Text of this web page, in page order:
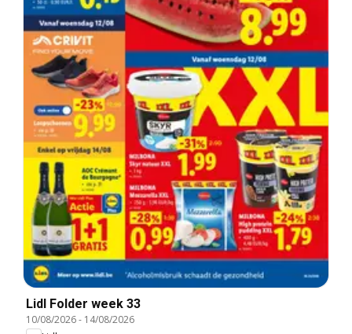
Lidl Folder week 33
10/08/2026- 14/08/2026